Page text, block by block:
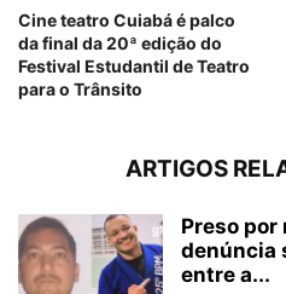
Cine teatro Cuiabá é palco
da final da 20ª edição do
Festival Estudantil de Teatro
para o Trânsito
ARTIGOS
Preso
denúncia
entre a...